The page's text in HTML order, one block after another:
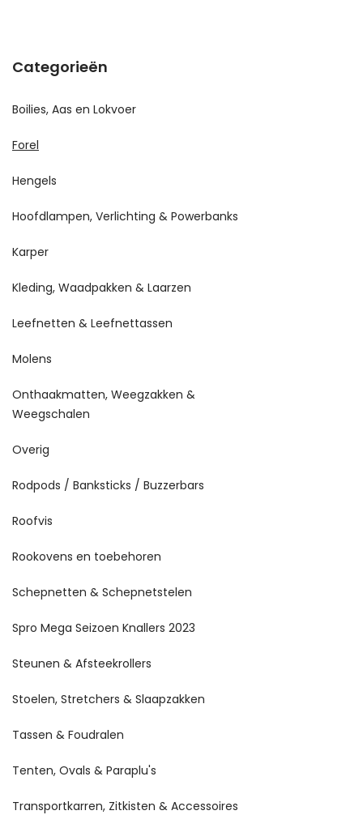
Categorieën
Boilies, Aas en Lokvoer
Forel
Hengels
Hoofdlampen, Verlichting & Powerbanks
Karper
Kleding, Waadpakken & Laarzen
Leefnetten & Leefnettassen
Molens
Onthaakmatten, Weegzakken &
Weegschalen
Overig
Rodpods / Banksticks / Buzzerbars
Roofvis
Rookovens en toebehoren
Schepnetten & Schepnetstelen
Spro Mega Seizoen Knallers 2023
Steunen & Afsteekrollers
Stoelen, Stretchers & Slaapzakken
Tassen & Foudralen
Tenten, Ovals & Paraplu's
Transportkarren, Zitkisten & Accessoires